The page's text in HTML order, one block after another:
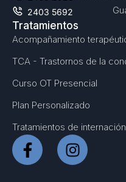
2403 5692
Tratamientos
Acompañamiento
TCA - Trastornos de la
Curso OT Presencial
Plan Personalizado
Tratamientos de